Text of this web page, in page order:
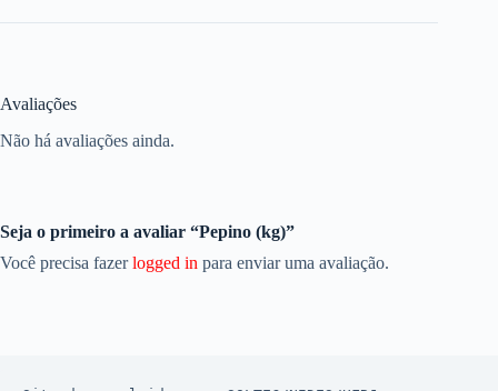
Avaliações
Não há avaliações ainda.
Seja o primeiro a avaliar “Pepino (kg)”
Você precisa fazerlogged in para enviar uma avaliação.